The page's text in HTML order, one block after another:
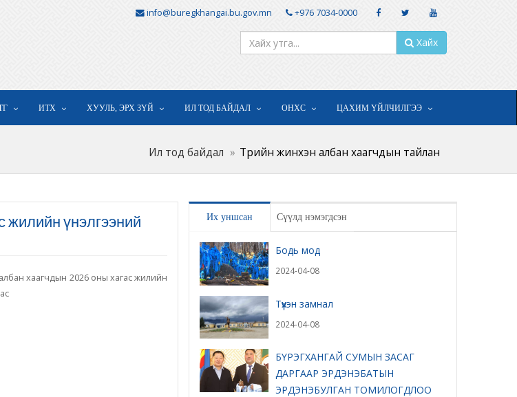
info@buregkhangai.bu.gov.mn +976 7034-0000
Хайх
ИТХ ХУУЛЬ, ЭРХ ЗҮЙ ИЛ ТОД БАЙДАЛ ОНХС ЦАХИМ ҮЙЛЧИЛГЭЭ
Ил тод байдал Төрийн жинхэн албан хаагчдын тайлан
жилийн үнэлгээний
хаагчдын 2026 оны хагас жилийн
Их уншсан Сүүлд нэмэгдсэн
Бодь мод
2024-04-08
Түүхэн замнал
2024-04-08
БҮРЭГХАНГАЙ СУМЫН ЗАСАГ
ДАРГААР ЭРДЭНЭБАТЫН
ЭРДЭНЭБУЛГАН ТОМИЛОГДЛОО